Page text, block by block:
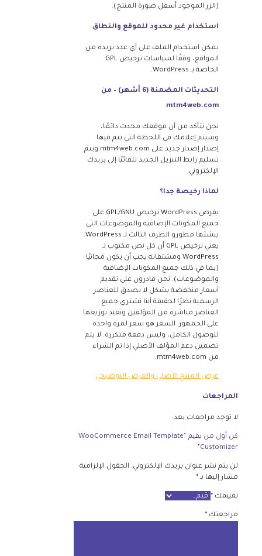
(الزر الموجود أسفل صورة المنتج).
استخدام غير محدود للموقع والنطاق
يمكن استخدام الملف على أي عدد تريده من
المواقع، وفقًا لسياسات ترخيص GPL
الخاصة بـ WordPress.
التحديثات المضمنة (6 أشهر) – من
mtm4web.com
نحن نتأكد من أن موقعك محدث دائمًا،
وسيتم إعلامك في اللحظة التي يتم فيها
إصدار إصدار جديد على mtm4web.com ويتم
تسليم رابط التنزيل الجديد تلقائيًا إلى بريدك
الإلكتروني.
لماذا رخيصة جدا؟
يفرض WordPress ترخيص GPL/GNU على
جميع المكونات الإضافية والموضوعات التي
ينشئها مطورو الطرف الثالث لـ WordPress.
يعني ترخيص GPL أن كل نص مكتوب لـ
WordPress ومشتقاته يجب أن يكون مجانيًا
(بما في ذلك جميع المكونات الإضافية
والموضوعات). نحن قادرون على تقديم
أسعار منخفضة بشكل لا يصدق للعناصر
الرسمية نظرًا لحقيقة أننا نشتري جميع
العناصر مباشرة من المؤلفين ونعيد توزيعها
على الجمهور. السعر هو سعر لمرة واحدة
للوصول الكامل، وليس دفعة متكررة. لا يتم
تضمين دعم المؤلف الأصلي إذا تم الشراء
من mtm4web.com.
عرض المنتج الأصلي والعرض التوضيحي
المراجعات
لا توجد مراجعات بعد.
كن أول من يقيم “WooCommerce Email Template
Customizer”
لن يتم نشر عنوان بريدك الإلكتروني.
الحقول الإلزامية
مشار إليها بـ *
تقييمك *
مراجعتك *